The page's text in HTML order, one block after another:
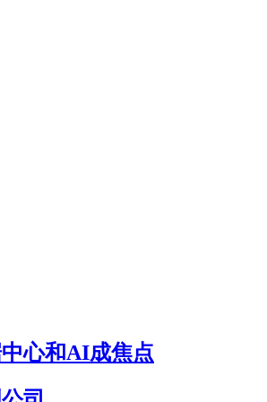
心和AI成焦点